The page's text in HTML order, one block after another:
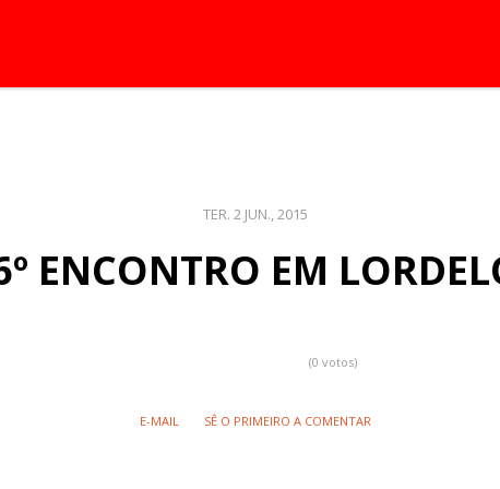
TER. 2 JUN., 2015
ENCONTRO EM
(0 votos)
E-MAIL SÊ O PRIMEIRO A COMENTAR